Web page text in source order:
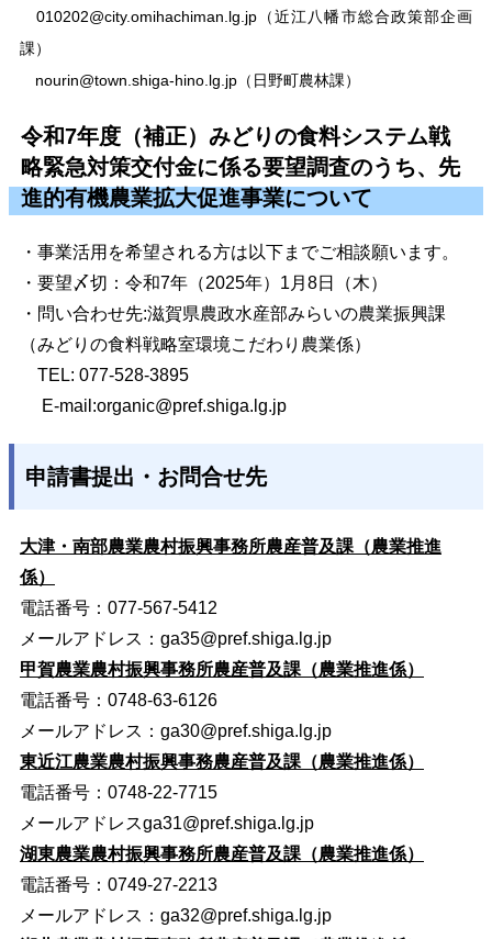
010202@city.omihachiman.lg.jp （近江八幡市総合政策部企画
課）
nourin@town.shiga-hino.lg.jp （ 日野町農林課）
令和7年度（補正）みどりの食料システム戦
略緊急対策交付金に係る要望調査のうち、先
進的有機農業拡大促進事業について
・事業活用を希望される方は以下までご相談願います。
・要望〆切：令和7年（2025年）1月8日（木）
・問い合わせ先:滋賀県農政水産部みらいの農業振興課
（みどりの食料戦略室環境こだわり農業係）
TEL: 077‐528-3895
E-mail:organic@pref.shiga.lg.jp
申請書提出・お問合せ先
大津・南部農業農村振興事務所農産普及課（農業推進
係）
電話番号：077-567-5412
メールアドレス： ga35@pref.shiga.lg.jp
甲賀農業農村振興事務所農産普及課（農業推進係）
電話番号：0748-63-6126
メールアドレス： ga30@pref.shiga.lg.jp
東近江農業農村振興事務農産普及課（農業推進係）
電話番号：0748-22-7715
メールアドレスga31@pref.shiga.lg.jp
湖東農業農村振興事務所農産普及課（農業推進係）
電話番号：0749-27-2213
メールアドレス： ga32@pref.shiga.lg.jp